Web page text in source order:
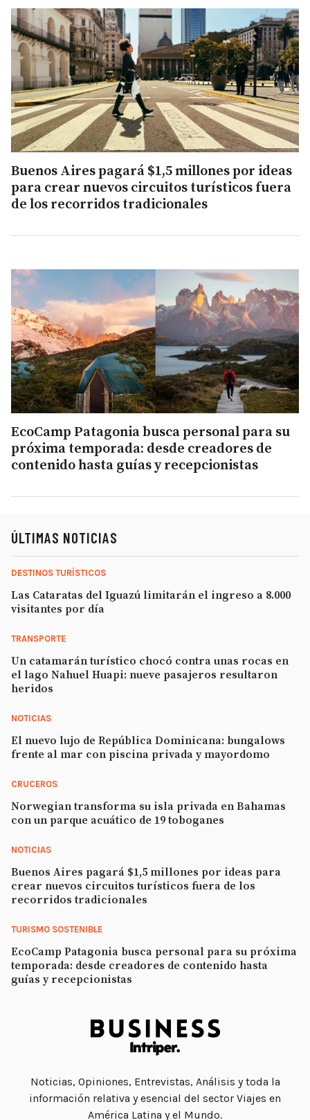
Buenos Aires pagará $1,5 millones por ideas
para crear nuevos circuitos turísticos fuera
de los recorridos tradicionales
EcoCamp Patagonia busca personal para su
próxima temporada: desde creadores de
contenido hasta guías y recepcionistas
Noticias, Opiniones, Entrevistas, Análisis y toda la
información relativa y esencial del sector Viajes en
América Latina y el Mundo.
ÚLTIMAS NOTICIAS
DESTINOS TURÍSTICOS
Las Cataratas del Iguazú limitarán el ingreso a 8.000
visitantes por día
TRANSPORTE
Un catamarán turístico chocó contra unas rocas en
el lago Nahuel Huapi: nueve pasajeros resultaron
heridos
NOTICIAS
El nuevo lujo de República Dominicana: bungalows
frente al mar con piscina privada y mayordomo
CRUCEROS
Norwegian transforma su isla privada en Bahamas
con un parque acuático de 19 toboganes
NOTICIAS
Buenos Aires pagará $1,5 millones por ideas para
crear nuevos circuitos turísticos fuera de los
recorridos tradicionales
TURISMO SOSTENIBLE
EcoCamp Patagonia busca personal para su próxima
temporada: desde creadores de contenido hasta
guías y recepcionistas